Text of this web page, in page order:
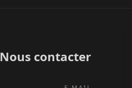
Nous contacter